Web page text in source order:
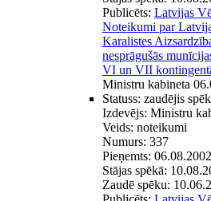
Publicēts: Latvijas
Noteikumi par
Karalistes
nesprāgušās
VI un VII
Ministru kabineta
Statuss: zaudējis
Izdevējs: Ministru
Veids: noteikumi
Numurs: 337
Pieņemts:
Stājas spēkā:
Zaudē spēku: